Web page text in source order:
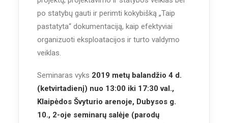
po statybų gauti ir perimti kokybišką „Taip
pastatyta“ dokumentaciją, kaip efektyviai
organizuoti eksploatacijos ir turto valdymo
veiklas.
Seminaras vyks 2019 metų balandžio 4 d.
(ketvirtadienį) nuo 13:00 iki 17:30 val.,
Klaipėdos Švyturio arenoje, Dubysos g.
10., 2-oje seminarų salėje (parodų